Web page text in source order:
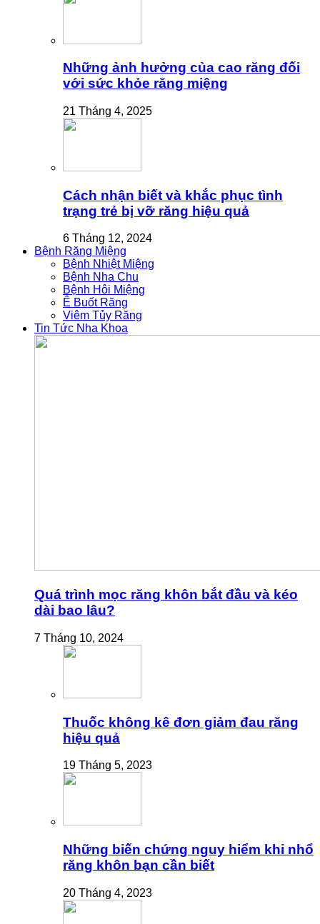
Những ảnh hưởng của cao răng đối
với sức khỏe răng miệng
21 Tháng 4, 2025
Cách nhận biết và khắc phục tình
trạng trẻ bị vỡ răng hiệu quả
6 Tháng 12, 2024
Bệnh Răng Miệng
Bệnh Nhiệt Miệng
Bệnh Nha Chu
Bệnh Hôi Miệng
Ê Buốt Răng
Viêm Tủy Răng
Tin Tức Nha Khoa
Quá trình mọc răng khôn bắt đầu và kéo
dài bao lâu?
7 Tháng 10, 2024
Thuốc không kê đơn giảm đau răng
hiệu quả
19 Tháng 5, 2023
Những biến chứng nguy hiểm khi nhổ
răng khôn bạn cần biết
20 Tháng 4, 2023